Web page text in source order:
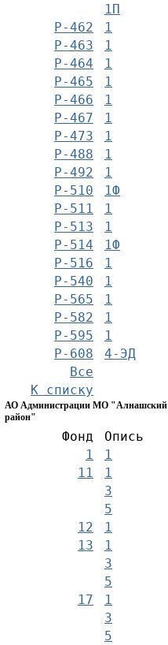
1П
Р-462
1
Р-463
1
Р-464
1
Р-465
1
Р-466
1
Р-467
1
Р-473
1
Р-488
1
Р-492
1
Р-510
1Ф
Р-511
1
Р-513
1
Р-514
1Ф
Р-516
1
Р-540
1
Р-565
1
Р-582
1
Р-595
1
Р-608
4-ЭД
Все
К списку
АО Администрации МО "Алнашский
район"
Фонд
Опись
1
1
11
1
3
5
12
1
13
1
3
5
17
1
3
5